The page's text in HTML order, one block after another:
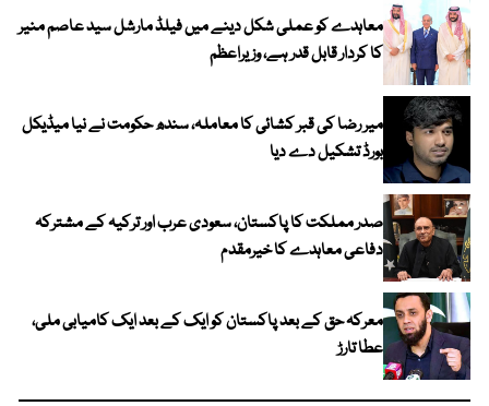
معاہدے کو عملی شکل دینے میں فیلڈ مارشل سید عاصم منیر
کا کردار قابل قدر ہے، وزیراعظم
میر رضا کی قبر کشائی کا معاملہ، سندھ حکومت نے نیا میڈیکل
بورڈ تشکیل دے دیا
صدر مملکت کا پاکستان، سعودی عرب اور ترکیہ کے مشترکہ
دفاعی معاہدے کا خیرمقدم
معرکہ حق کے بعد پاکستان کو ایک کے بعد ایک کامیابی ملی،
عطا تارڑ